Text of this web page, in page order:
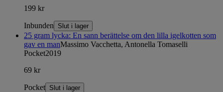
199 kr
Inbunden Slut i lager
25 gram lycka: En sann berättelse om den lilla igelkotten som
gav en manMassimo Vacchetta, Antonella Tomaselli
Pocket2019
69 kr
Pocket Slut i lager